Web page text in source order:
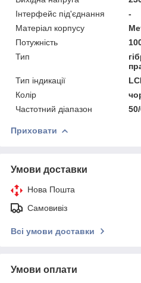
Інтерфейс під'єднання
-
Матеріал корпусу
Потужність
Тип
Тип індикації
Колір
Частотний діапазон
Приховати
Умови доставки
Нова Пошта
Самовивіз
Всі умови доставки
Умови оплати